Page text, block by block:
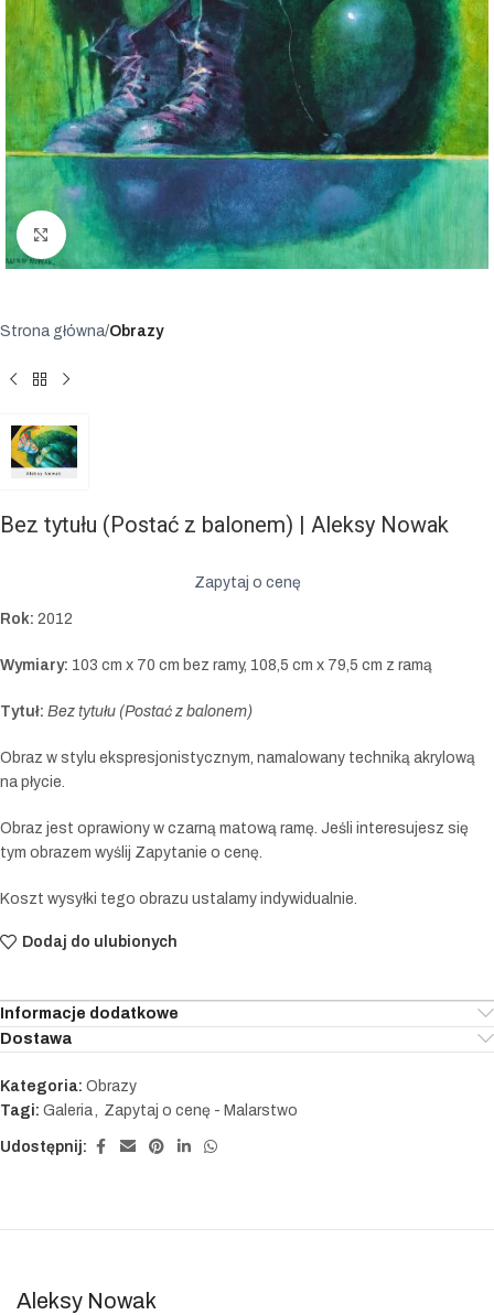
Powiększ
Strona główna Obrazy
Bez tytułu (Postać z balonem) | Aleksy Nowak
Zapytaj o cenę
Rok: 2012
Wymiary: 103 cm x 70 cm bez ramy, 108,5 cm x 79,5 cm z ramą
Tytuł: Bez tytułu (Postać z balonem)
Obraz w stylu ekspresjonistycznym, namalowany techniką akrylową
na płycie.
Obraz jest oprawiony w czarną matową ramę. Jeśli interesujesz się
tym obrazem wyślij Zapytanie o cenę.
Koszt wysyłki tego obrazu ustalamy indywidualnie.
Dodaj do ulubionych
Informacje dodatkowe
Dostawa
Kategoria: Obrazy
Tagi: Galeria, Zapytaj o cenę - Malarstwo
Udostępnij:
Aleksy Nowak